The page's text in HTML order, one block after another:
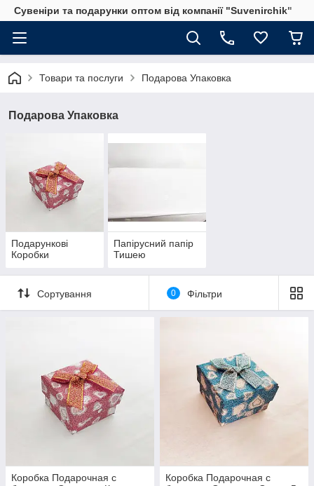
Сувеніри та подарунки оптом від компанії "Suvenirchik"
Товари та послуги Подарова Упаковка
Подарова Упаковка
Подарункові
Коробки
Папірусний папір
Тишею
Сортування 0 Фільтри
Коробка Подарочная с
Коробка Подарочная с